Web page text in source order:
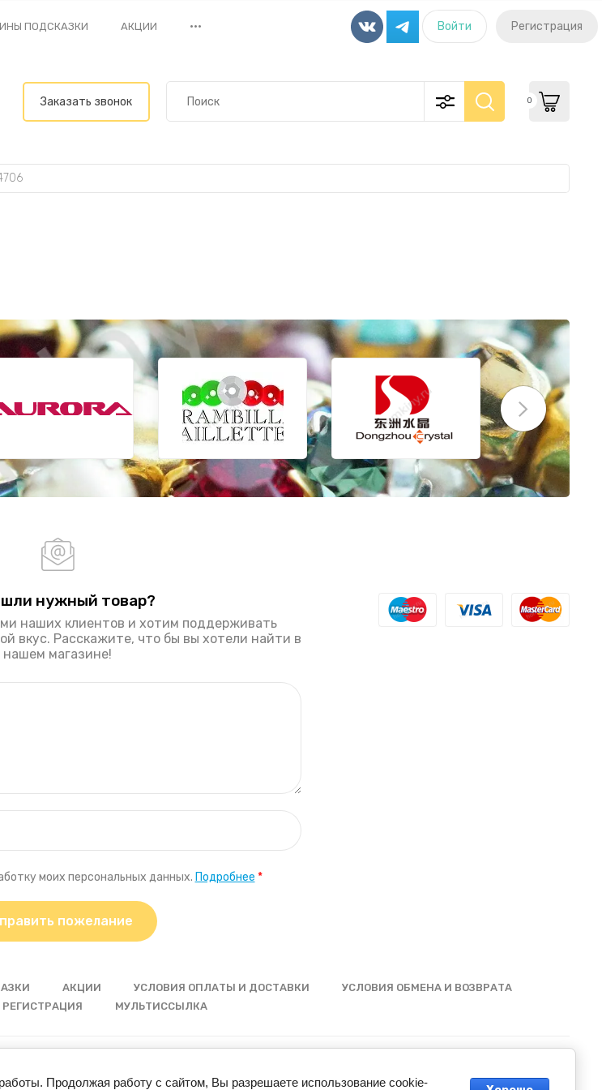
ПОДСКАЗКИ АКЦИИ ••• Войти Регистрация
Заказать звонок 0
нужный товар?
наших клиентов и хотим поддерживать
вкус. Расскажите, что бы вы хотели найти в
нашем магазине!
моих персональных данных. Подробнее *
пожелание
АКЦИИ УСЛОВИЯ ОПЛАТЫ И ДОСТАВКИ
УСЛОВИЯ ОБМЕНА И ВОЗВРАТА
РЕГИСТРАЦИЯ МУЛЬТИССЫЛКА
Продолжая работу с сайтом, Вы разрешаете использование cookie-